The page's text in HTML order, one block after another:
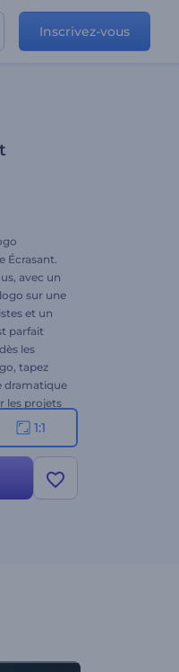
Inscrivez-vous
Écrasant.
avec un
sur une
et un
parfait
les
tapez
dramatique
les projets
les
plus
1:1